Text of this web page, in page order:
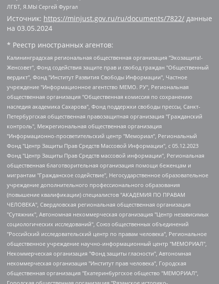
ЛГБТ, Я.МЫ Сергей Фургал
Источник: https://minjust.gov.ru/ru/documents/7822/ данные
на 03.05.2024
* Реестр иностранных агентов:
Калининградская региональная общественная организация "Экозащита!-Женсовет", Фонд содействия защите прав и свобод граждан "Общественный вердикт", Фонд "Институт Развития Свободы Информации", Частное учреждение "Информационное агентство МЕМО. РУ", Региональная общественная организация "Общественная комиссия по сохранению наследия академика Сахарова", Фонд поддержки свободы прессы, Санкт-Петербургская общественная правозащитная организация "Гражданский контроль", Межрегиональная общественная организация "Информационно-просветительский центр "Мемориал", Региональный Фонд "Центр Защиты Прав Средств Массовой Информации", с 05.12.2023 Фонд "Центр Защиты Прав Средств массовой информации", Региональная общественная благотворительная организация помощи беженцам и мигрантам "Гражданское содействие", Негосударственное образовательное учреждение дополнительного профессионального образования (повышение квалификации) специалистов "АКАДЕМИЯ ПО ПРАВАМ ЧЕЛОВЕКА", Свердловская региональная общественная организация "Сутяжник", Автономная некоммерческая организация "Центр независимых социологических исследований", Союз общественных объединений "Российский исследовательский центр по правам человека", Региональное общественное учреждение научно-информационный центр "МЕМОРИАЛ", Некоммерческая организация "Фонд защиты гласности", Автономная некоммерческая организация "Институт прав человека", Городская общественная организация "Екатеринбургское общество "МЕМОРИАЛ", Городская общественная организация "Рязанское историко-просветительское и правозащитное общество "Мемориал" (Рязанский Мемориал), Челябинский региональный орган общественной самодеятельности – женское общественное объединение "Женщины Евразии", Челябинский региональный орган общественной самодеятельности "Уральская правозащитная группа", Фонд содействия защите здоровья и социальной справедливости имени Андрея Рылькова, Автономная Некоммерческая Организация "Аналитический Центр Юрия Левады", Автономная некоммерческая организация социальной поддержки населения "Проект Апрель", Региональная общественная организация помощи женщинам и детям, находящимся в кризисной ситуации "Информационно-методический центр "Анна", Фонд содействия развитию массовых коммуникаций и правовому просвещению "Так-так-Так", Фонд содействия устойчивому развитию "Серебряная тайга", Свердловский региональный общественный фонд социальных проектов "Новое время", "Idel.Реалии", Кавказ.Реалии, Крым.Реалии, Телеканал Настоящее Время, Татаро-башкирская служба Радио Свобода (Azatliq Radiosi), Радио Свободная Европа/Радио Свобода (PCE/PC), "Сибирь.Реалии", "Фактограф", Благотворительный фонд помощи осужденным и их семьям, Автономная некоммерческая организация "Институт глобализации и социальных движений", Фонд "В защиту прав заключенных", Частное учреждение "Центр поддержки и содействия развитию средств массовой информации", Пензенский региональный общественный благотворительный фонд "Гражданский союз", "Север.Реалии", Некоммерческая организация Фонд "Правовая инициатива", Общество с ограниченной ответственностью "Радио Свободная Европа/Радио Свобода", Чешское информационное агентство "MEDIUM-ORIENT", Красноярская региональная общественная организация "Мы против СПИДа", Камалягин Денис Николаевич, Маркелов Сергей Евгеньевич, Пономарев Лев Александрович, Савицкая Людмила Алексеевна, Автономная некоммерческая организация "Центр по работе с проблемой насилия "НАСИЛИЮ.НЕТ", Межрегиональный профессиональный союз работников здравоохранения "Альянс врачей", Юридическое лицо, зарегистрированное в Латвийской Республике, SIA "Medusa Project" (регистрационный номер 40103797863, дата регистрации 10.06.2014), Некоммерческая организация "Фонд по борьбе с коррупцией", Автономная некоммерческая организация "Институт права и публичной политики", Баданин Роман Сергеевич, Гликин Максим Александрович, Железнова Мария Михайловна, Лукьянова Юлия Сергеевна, Маетная Елизавета Витальевна, Маняхин Петр Борисович, Чуракова Ольга Владимировна, Ярош Юлия Петровна, Юридическое лицо "The Insider SIA", зарегистрированное в Риге, Латвийская Республика (дата регистрации 26.06.2015), являющееся администратором доменного имени интернет-издания "The Insider SIA", https://theins.ru, Постернак Алексей Евгеньевич, Рубин Михаил Аркадьевич, Анин Роман Александрович, Юридическое лицо Istories fonds, зарегистрированное в Латвийской Республике (регистрационный номер 50008295751, дата регистрации 24.02.2020), Великовский Дмитрий Александрович, Долинина Ирина Николаевна, Мароховская Алеся Алексеевна, Шлейнов Роман Юрьевич, Шмагун Олеся Валентиновна, Общество с ограниченной ответственностью "Альтаир 2021", Общество с ограниченной ответственностью "Вега 2021", Общество с ограниченной ответственностью "Главный редактор 2021", Общество с ограниченной ответственностью "Ромашки монолит", Важенков Артем Валерьевич, Ивановская областная общественная организация "Центр гендерных исследований", Гурман Юрий Альбертович, Медиапроект "ОВД-Инфо", Егоров Владимир Владимирович, Жилинский Владимир Александрович, Общество с ограниченной ответственностью "ЗП", Иванова София Юрьевна, Карезина Инна Павловна, Кильтау Екатерина Викторовна, Петров Алексей Викторович, Пискунов Сергей Евгеньевич, Смирнов Сергей Сергеевич, Тихонов Михаил Сергеевич, Общество с ограниченной ответственностью "ЖУРНАЛИСТ-ИНОСТРАННЫЙ АГЕНТ", Арапова Галина Юрьевна, Вольтская Татьяна Анатольевна, Американская компания "Mason G.E.S. Anonymous Foundation" (США), являющаяся владельцем интернет-издания https://mnews.world/, Компания "Stichting Bellingcat", зарегистрированная в Нидерландах (дата регистрации 11.07.2018), Захаров Андрей Вячеславович, Клепиковская Екатерина Дмитриевна, Общество с ограниченной ответственностью "МЕМО", Перл Роман Александрович, Симонов Евгений Алексеевич, Соловьева Елена Анатольевна, Сотников Даниил Владимирович, Сурначева Елизавета Дмитриевна, Автономная некоммерческая организация по защите прав человека и информированию населения "Якутия – Наше Мнение", Общество с ограниченной ответственностью "Москоу диджитал медиа", с 26.01.2023 Общество с ограниченной ответственностью "Чайка Белые сады", Ветошкина Валерия Валерьевна, Заговора Максим Александрович, Межрегиональное общественное движение "Российская ЛГБТ - сеть", Оленичев Максим Владимирович, Павлов Иван Юрьевич, Скворцова Елена Сергеевна, Общество с ограниченной ответственностью "Как бы инагент", Кочетков Игорь Викторович, Общество с ограниченной ответственностью "Честные выборы", Еланчик Олег Александрович, Общество с ограниченной ответственностью "Нобелевский призыв", Гималова Регина Эмилевна, Григорьев Андрей Валерьевич, Григорьева Алина Александровна, Ассоциация по содействию защите прав призывников, альтернативнослужащих и военнослужащих "Правозащитная группа "Гражданин.Армия.Право", Хисамова Регина Фаритовна, Автономная некоммерческая организация по реализации социально-правовых программ "Лилит", Дальневосточное общественное движение "Маяк", Санкт-Петербургская ЛГБТ-инициативная группа "Выход", Инициативная группа ЛГБТ+ "Реверс", Алексеев Андрей Викторович, Бекбулатова Таисия Львовна, Беляев Иван Михайлович, Владыкина Елена Сергеевна, Гельман Марат Александрович, Никульшина Вероника Юрьевна, Толоконникова Надежда Андреевна, Шендерович Виктор Анатольевич, Общество с ограниченной ответственностью "Данное сообщение", Общество с ограниченной ответственностью Издательский дом "Новая глава", Айнбиндер Александра Александровна, Московский комьюнити-центр для ЛГБТ+инициатив, Благотворительный фонд развития филантропии, Deutsche Welle (Германия, Kurt-Schumacher-Strasse 3, 53113 Bonn), Борзунова Мария Михайловна, Воробьев Виктор Викторович, Голубева Анна Львовна, Константинова Алла Михайловна, Малкова Ирина Владимировна, Мурадов Мурад Абдулгалимович, Осетинская Елизавета Николаевна, Понасенков Евгений Николаевич, Ганапольский Матвей Юрьевич, Киселев Евгений Алексеевич, Борухович Ирина Григорьевна, Дремин Иван Тимофеевич, Дубровский Дмитрий Викторович, Красноярская региональная общественная организация поддержки и развития альтернативных образовательных технологий и межкультурных коммуникаций "ИНТЕРРА", Маяковская Екатерина Алексеевна, Фейгин Марк Захарович, Филимонов Андрей Викторович, Дзугкоева Регина Николаевна, Доброхотов Роман Александрович, Дудь Юрий Александрович, Елкин Сергей Владимирович, Кругликов Кирилл Игоревич, Сабунаева Мария Леонидовна, Семенов Алексей Владимирович, Шаинян Карен Багратович, Шульман Екатерина Михайловна, Асафьев Артур Валерьевич, Вахштайн Виктор Семенович, Венедиктов Алексей Алексеевич, Лушникова Екатерина Евгеньевна, Волков Леонид Михайлович, Невзоров Александр Глебович, Пархоменко Сергей Борисович, Сироткин Ярослав Николаевич, Кара-Мурза Владимир Владимирович, Баранова Наталья Владимировна, Гозман Леонид Яковлевич, Кагарлицкий Борис Юльевич, Климарев Михаил Валерьевич, Милов Владимир Станиславович, Автономная некоммерческая организация Краснодарский центр современного искусства "Типография", Моргенштерн Алишер Тагирович, Соболь Любовь Эдуардовна, Общество с ограниченной ответственностью "ЛИЗА НОРМ", Каспаров Гарри Кимович, Ходорковский Михаил Борисович, Общество с ограниченной ответственностью "Апрельские тезисы", Данилович Ирина Брониславовна, Кашин Олег Владимирович, Петров Николай Владимирович, Пивоваров Алексей Владимирович, Соколов Михаил Владимирович, Цветкова Юлия Владимировна, Чичваркин Евгений Александрович, Комитет против пыток/Команда против пыток, Общество с ограниченной ответственностью "Первый научный", Общество с ограниченной ответственностью "Вертолет и ко", Белоцерковская Вероника Борисовна, Кац Максим Евгеньевич, Лазарева Татьяна Юрьевна, Шаведдинов Руслан Табризович, Яшин Илья Валерьевич, Общество с ограниченной ответственностью "Иноагент ААВ", Алешковский Дмитрий Петрович, Альбац Евгения Марковна, Быков Дмитрий Львович, Галямина Юлия Евгеньевна, Лойко Сергей Леонидович, Мартынов Кирилл Константинович, Медведев Сергей Александрович, Крашенинников Федор Геннадиевич, Гордеева Катерина Вл